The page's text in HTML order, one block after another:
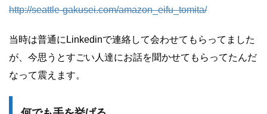
http://seattle-gakusei.com/amazon_eifu_tomita/
当時は普通にLinkedinで連絡して会わせてもらってました
が、今思うとすごい人達にお話を聞かせてもらってたんだ
なって震えます。